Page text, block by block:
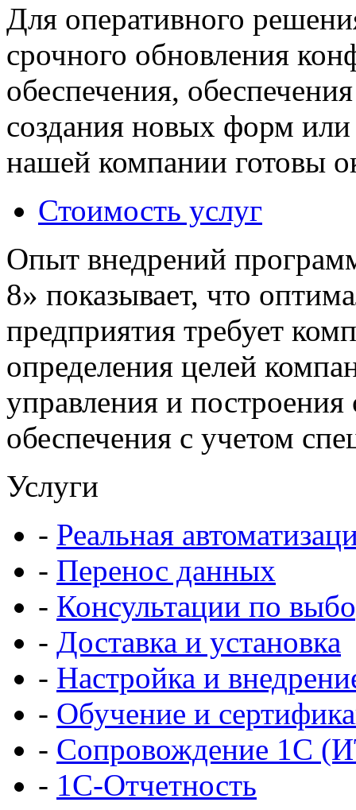
Для оперативного
срочного обновления
обеспечения,
создания новых форм
нашей компании готовы
Стоимость услуг
Опыт внедрений
8» показывает, что
предприятия требует
определения целей
управления и
обеспечения с учетом
Услуги
- Реальная
- Перенос данных
- Консультации по
- Доставка и установка
- Настройка и
- Обучение и
- Сопровождение 1С
- 1С-Отчетность